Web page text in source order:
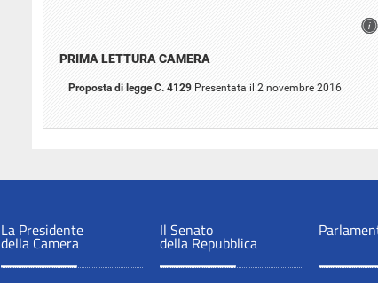
PRIMA LETTURA CAMERA
Proposta di legge C. 4129 Presentata il 2 novembre 2016
La Presidente
della Camera
Il Senato
della Repubblica